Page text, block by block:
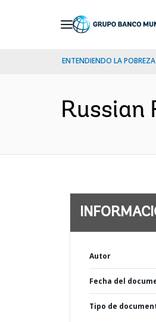
ENTENDIENDO LA POBREZA
Russian
Autor
Fecha del
Tipo de